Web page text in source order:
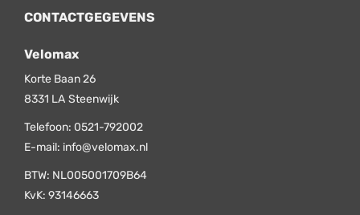
CONTACTGEGEVENS
Velomax
Korte Baan 26
8331 LA Steenwijk
Telefoon: 0521-792002
E-mail: info@velomax.nl
BTW: NL005001709B64
KvK: 93146663